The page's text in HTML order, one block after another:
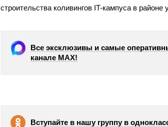
строительства коливингов IT-кампуса в
Все эксклюзивы и самые
канале МАХ!
Вступайте в нашу группу в